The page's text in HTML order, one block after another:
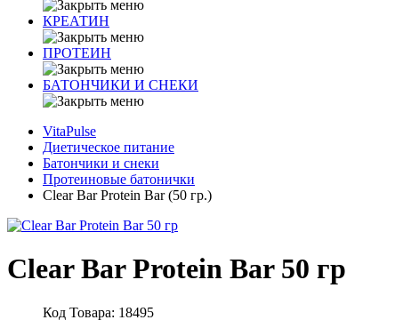
КРЕАТИН
ПРОТЕИН
БАТОНЧИКИ И СНЕКИ
VitaPulse
Диетическое питание
Батончики и снеки
Протеиновые батонички
Clear Bar Protein Bar (50 гр.)
Clear Bar Protein Bar 50 гр
Код Товара: 18495